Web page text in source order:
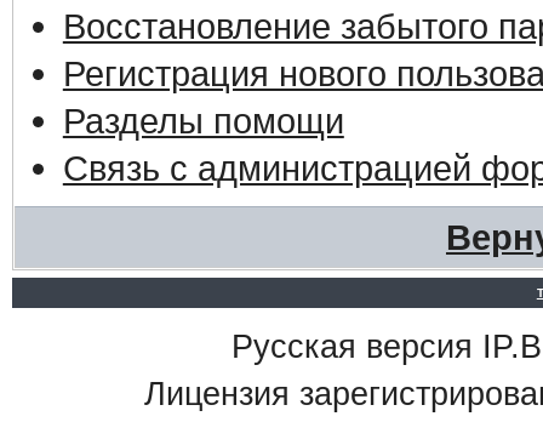
Восстановление забытого
Регистрация нового
Разделы помощи
Связь с администрацией
Русская версия
Лицензия